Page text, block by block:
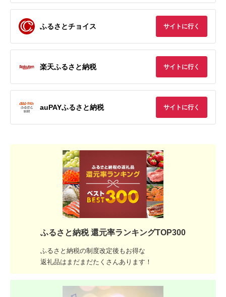
ふるさとチョイス サイトに行く
楽天ふるさと納税 サイトに行く
auPAYふるさと納税 サイトに行く
ふるさと納税 還元率ランキングTOP300
ふるさと納税の制度改定後もお得な
返礼品はまだまだたくさんあります！